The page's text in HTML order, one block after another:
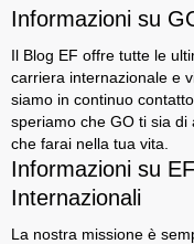
Informazioni su
Il Blog EF offre tutte le
carriera internazionale e
siamo in continuo
speriamo che GO ti sia
che farai nella tua vita.
Informazioni su
Internazionali
La nostra missione è